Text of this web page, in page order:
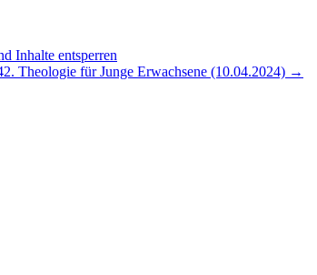
Inhalte entsperren
Theologie für Junge Erwachsene (10.04.2024) →